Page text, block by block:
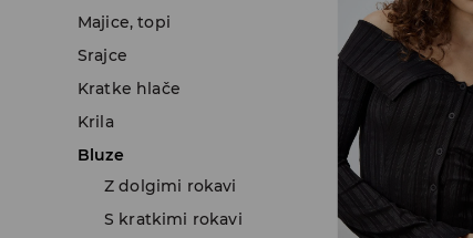
Majice, topi
Srajce
Kratke hlače
Krila
Bluze
Z dolgimi rokavi
S kratkimi rokavi